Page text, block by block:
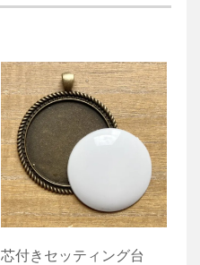
芯付きセッティング台